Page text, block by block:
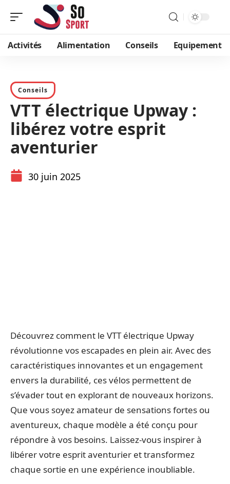
Activités Alimentation Conseils Equipement
Conseils
VTT électrique Upway :
libérez votre esprit
aventurier
30 juin 2025
Découvrez comment le VTT électrique Upway
révolutionne vos escapades en plein air. Avec des
caractéristiques innovantes et un engagement
envers la durabilité, ces vélos permettent de
s’évader tout en explorant de nouveaux horizons.
Que vous soyez amateur de sensations fortes ou
aventureux, chaque modèle a été conçu pour
répondre à vos besoins. Laissez-vous inspirer à
libérer votre esprit aventurier et transformez
chaque sortie en une expérience inoubliable.